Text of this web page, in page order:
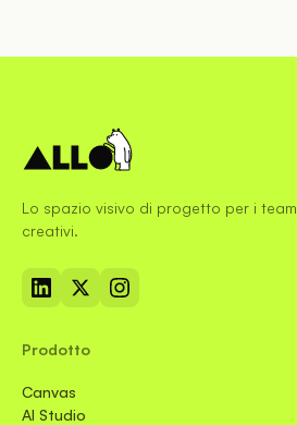
Lo spazio visivo di progetto per i team
creativi.
Prodotto
Canvas
AI Studio